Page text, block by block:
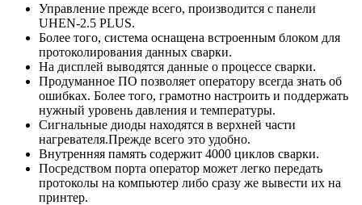
Управление прежде всего, производится с панели
UHEN-2.5 PLUS.
Более того, система оснащена встроенным блоком для
протоколирования данных сварки.
На дисплей выводятся данные о процессе сварки.
Продуманное ПО позволяет оператору всегда знать об
ошибках. Более того, грамотно настроить и поддержать
нужный уровень давления и температуры.
Сигнальные диоды находятся в верхней части
нагревателя.Прежде всего это удобно.
Внутренняя память содержит 4000 циклов сварки.
Посредством порта оператор может легко передать
протоколы на компьютер либо сразу же вывести их на
принтер.